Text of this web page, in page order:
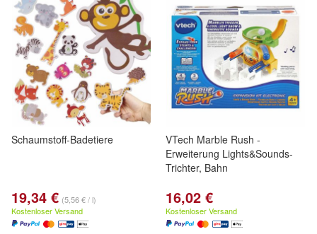
Schaumstoff-Badetiere
19,34 € (5,56 € / l)
Kostenloser Versand
VTech Marble Rush -
Erweiterung Lights&Sounds-
Trichter, Bahn
16,02 €
Kostenloser Versand